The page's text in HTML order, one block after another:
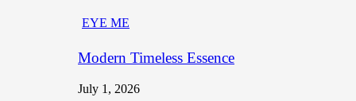
EYE ME
Modern Timeless Essence
July 1, 2026